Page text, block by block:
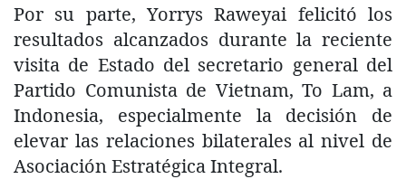
Por su parte, Yorrys Raweyai felicitó los
resultados alcanzados durante la reciente
visita de Estado del secretario general del
Partido Comunista de Vietnam, To Lam, a
Indonesia, especialmente la decisión de
elevar las relaciones bilaterales al nivel de
Asociación Estratégica Integral.